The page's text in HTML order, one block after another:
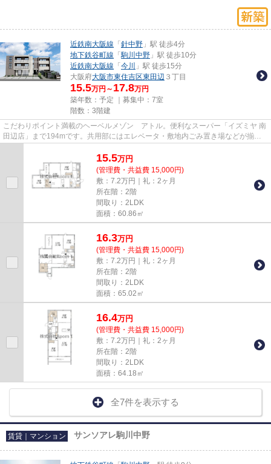
近鉄南大阪線 「 針中野 」駅 徒歩4分
地下鉄谷町線 「駒川中野 」駅 徒歩10分
近鉄南大阪線 「 今川
」駅 徒歩15分
大阪府大阪市東住吉区東田辺 ３丁目
15.5万円～ 17.8万円
築年数：予定 ｜募集中： 7室
階数：3階建
こだわりポイント満載のヘーベルメゾン アトル。便利なスーパー「イズミヤ 南
田辺店」まで194mです。共用部にはエレベータ・敷地内ごみ置き場などが揃っ
15.5万円
(管理費・共益費 15,000円)
敷：7.2万円｜礼：2ヶ月
所在階：2階
間取り：2LDK
面積：60.86㎡
16.3万円
(管理費・共益費 15,000円)
敷：7.2万円｜礼：2ヶ月
所在階：2階
間取り：2LDK
面積：65.02㎡
16.4万円
(管理費・共益費 15,000円)
敷：7.2万円｜礼：2ヶ月
所在階：2階
間取り：2LDK
面積：64.18㎡
全7件を表示する
賃貸｜マンション サンソアレ駒川中野